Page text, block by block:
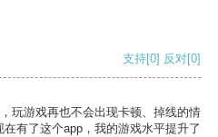
支持[0] 反对[0]
玩游戏再也不会出现卡顿、掉线的情
有了这个app，我的游戏水平提升了